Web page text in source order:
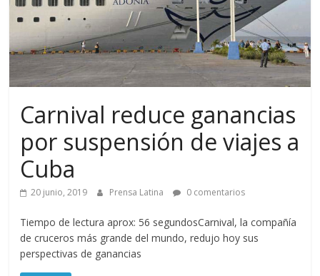
Carnival reduce ganancias
por suspensión de viajes a
Cuba
20 junio, 2019 Prensa Latina 0 comentarios
Tiempo de lectura aprox: 56 segundosCarnival, la compañía
de cruceros más grande del mundo, redujo hoy sus
perspectivas de ganancias